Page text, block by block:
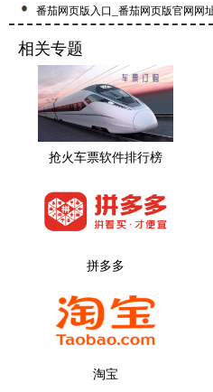
番茄网页版入口_番茄网页版官网网
相关专题
抢火车票软件排行榜
拼多多
淘宝